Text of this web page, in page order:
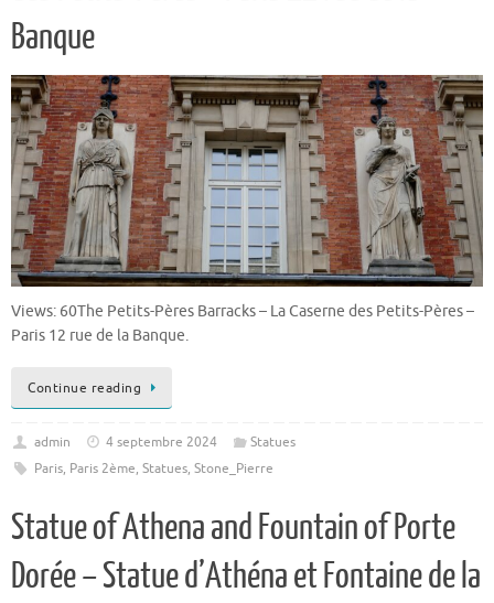
Banque
Views: 60The Petits-Pères Barracks – La Caserne des Petits-Pères –
Paris 12 rue de la Banque.
Continue reading
admin 4 septembre 2024
Statues
Paris, Paris 2ème, Statues, Stone_Pierre
Statue of Athena and Fountain of Porte
Dorée – Statue d’Athéna et Fontaine de la